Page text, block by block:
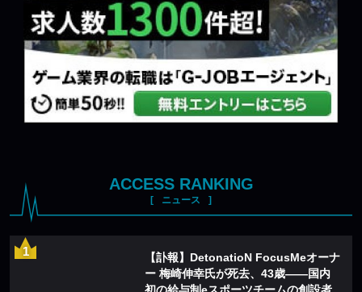
ACCESS RANKING
ニュース
【訃報】DetonatioN FocusMeオーナ
ー 梅崎伸幸氏が死去、43歳——国内
初の給与制eスポーツチームの創設者